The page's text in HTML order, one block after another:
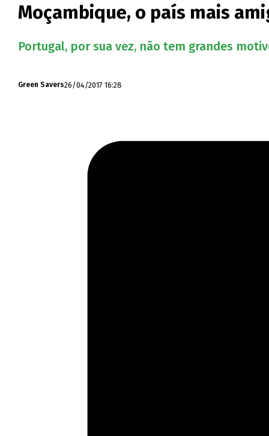
Moçambique, o país mais
Portugal, por sua vez, não tem grandes
Green Savers26/04/2017 16:28